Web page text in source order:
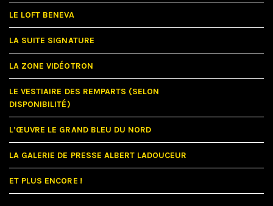
LE LOFT BENEVA
LA SUITE SIGNATURE
LA ZONE VIDÉOTRON
LE VESTIAIRE DES REMPARTS (SELON
DISPONIBILITÉ)
L’ŒUVRE LE GRAND BLEU DU NORD
LA GALERIE DE PRESSE ALBERT LADOUCEUR
ET PLUS ENCORE !